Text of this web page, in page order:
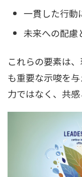
一貫した行動
未来への配慮
これらの要素は
も重要な示唆を
力ではなく、共感